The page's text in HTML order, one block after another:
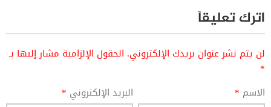
اترك تعليقاً
لن يتم نشر عنوان بريدك الإلكتروني. الحقول الإلزامية مشار إليها بـ
*
الاسم * البريد الإلكتروني *